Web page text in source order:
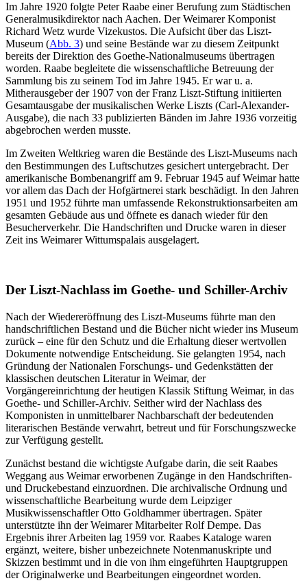
Im Jahre 1920 folgte Peter Raabe einer Berufung zum Städtischen
Generalmusikdirektor nach Aachen. Der Weimarer Komponist
Richard Wetz wurde Vizekustos. Die Aufsicht über das Liszt-
Museum (Abb. 3) und seine Bestände war zu diesem Zeitpunkt
bereits der Direktion des Goethe-Nationalmuseums übertragen
worden. Raabe begleitete die wissenschaftliche Betreuung der
Sammlung bis zu seinem Tod im Jahre 1945. Er war u. a.
Mitherausgeber der 1907 von der Franz Liszt-Stiftung initiierten
Gesamtausgabe der musikalischen Werke Liszts (Carl-Alexander-
Ausgabe), die nach 33 publizierten Bänden im Jahre 1936 vorzeitig
abgebrochen werden musste.
Im Zweiten Weltkrieg waren die Bestände des Liszt-Museums nach
den Bestimmungen des Luftschutzes gesichert untergebracht. Der
amerikanische Bombenangriff am 9. Februar 1945 auf Weimar hatte
vor allem das Dach der Hofgärtnerei stark beschädigt. In den Jahren
1951 und 1952 führte man umfassende Rekonstruktionsarbeiten am
gesamten Gebäude aus und öffnete es danach wieder für den
Besucherverkehr. Die Handschriften und Drucke waren in dieser
Zeit ins Weimarer Wittumspalais ausgelagert.
Der Liszt-Nachlass im Goethe- und Schiller-Archiv
Nach der Wiedereröffnung des Liszt-Museums führte man den
handschriftlichen Bestand und die Bücher nicht wieder ins Museum
zurück – eine für den Schutz und die Erhaltung dieser wertvollen
Dokumente notwendige Entscheidung. Sie gelangten 1954, nach
Gründung der Nationalen Forschungs- und Gedenkstätten der
klassischen deutschen Literatur in Weimar, der
Vorgängereinrichtung der heutigen Klassik Stiftung Weimar, in das
Goethe- und Schiller-Archiv. Seither wird der Nachlass des
Komponisten in unmittelbarer Nachbarschaft der bedeutenden
literarischen Bestände verwahrt, betreut und für Forschungszwecke
zur Verfügung gestellt.
Zunächst bestand die wichtigste Aufgabe darin, die seit Raabes
Weggang aus Weimar erworbenen Zugänge in den Handschriften-
und Druckebestand einzuordnen. Die archivalische Ordnung und
wissenschaftliche Bearbeitung wurde dem Leipziger
Musikwissenschaftler Otto Goldhammer übertragen. Später
unterstützte ihn der Weimarer Mitarbeiter Rolf Dempe. Das
Ergebnis ihrer Arbeiten lag 1959 vor. Raabes Kataloge waren
ergänzt, weitere, bisher unbezeichnete Notenmanuskripte und
Skizzen bestimmt und in die von ihm eingeführten Hauptgruppen
der Originalwerke und Bearbeitungen eingeordnet worden.